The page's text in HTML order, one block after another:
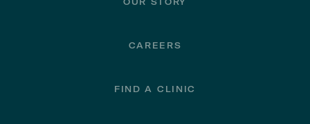
CAREERS
FIND A CLINIC